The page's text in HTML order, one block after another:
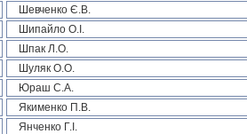
Шевченко Є.В.
Шипайло О.І.
Шпак Л.О.
Шуляк О.О.
Юраш С.А.
Якименко П.В.
Янченко Г.І.